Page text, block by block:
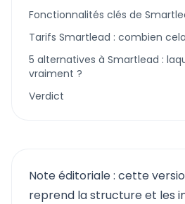
Fonctionnalités clés de
Tarifs Smartlead : combien
5 alternatives à Smartlead :
vraiment ?
Verdict
Note éditoriale : cette
reprend la structure et les